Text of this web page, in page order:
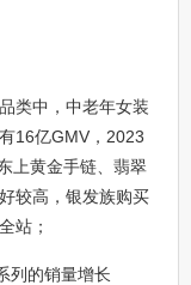
类中，中老年女装
16亿GMV，2023
上黄金手链、翡翠
较高，银发族购买
站；
列的销量增长